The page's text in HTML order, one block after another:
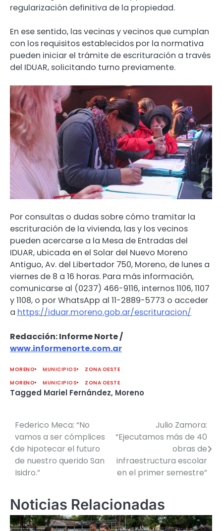
regularización definitiva de la propiedad.
En ese sentido, las vecinas y vecinos que cumplan
con los requisitos establecidos por la normativa
pueden iniciar el trámite de escrituración a través
del IDUAR, solicitando turno previamente.
Por consultas o dudas sobre cómo tramitar la
escrituración de la vivienda, las y los vecinos
pueden acercarse a la Mesa de Entradas del
IDUAR, ubicada en el Solar del Nuevo Moreno
Antiguo, Av. del Libertador 750, Moreno, de lunes a
viernes de 8 a 16 horas. Para más información,
comunicarse al (0237) 466-9116, internos 1106, 1107
y 1108, o por WhatsApp al 11-2889-5773 o acceder
a https://iduar.moreno.gob.ar/escrituracion/
Redacción: Informe Norte /
www.informenorte.com.ar
MORENO MUNICIPIOS
ZONA OESTE
MORENO
MUNICIPIOS ZONA OESTE
Tagged Mariel Fernández, Moreno
Navegación
de
entradas
Federico Meca: “No
vamos a ser cómplices
de hipotecar el futuro
de nuestro querido San
Isidro.”
Julio Zamora:
“Ejecutamos más de 40
obras de
infraestructura escolar
en el primer semestre”
Noticias Relacionadas